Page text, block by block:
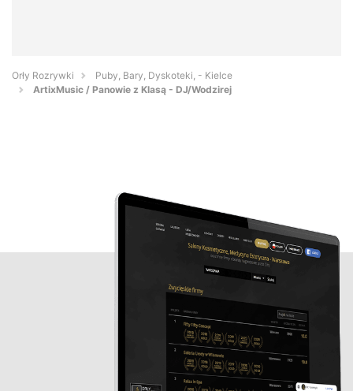
Orły Rozrywki
Puby, Bary, Dyskoteki, - Kielce
ArtixMusic / Panowie z Klasą - DJ/Wodzirej